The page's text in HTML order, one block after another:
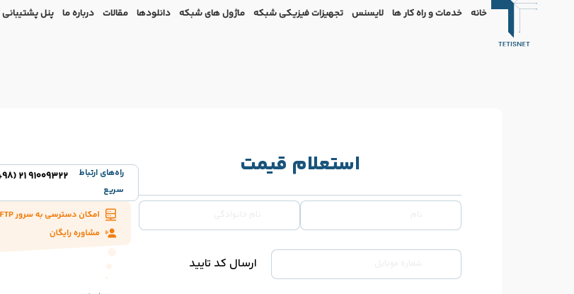
خانه خدمات و راه کار ها لایسنس تجهیزات فیزیکی شبکه ماژول‌ های شبکه دانلودها مقالات درباره ما پنل پشتیبانی
استعلام قیمت
ارسال کد تایید
راه‌های ارتباط
سریع
91009322 21 (98+)